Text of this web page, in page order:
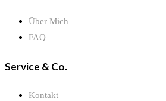
Über Mich
FAQ
Service & Co.
Kontakt